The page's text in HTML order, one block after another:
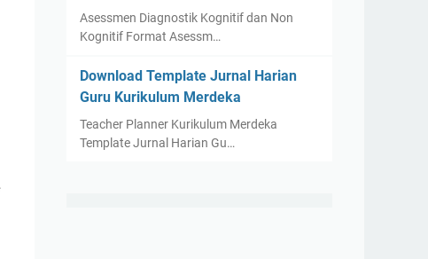
Asessmen Diagnostik Kognitif dan Non
Kognitif Format Asessm…
Download Template Jurnal Harian
Guru Kurikulum Merdeka
Teacher Planner Kurikulum Merdeka
Template Jurnal Harian Gu…